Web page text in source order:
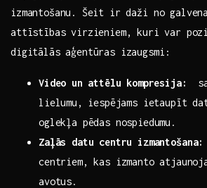
izmantošanu.⁤ Šeit ir daži‌ no
attīstības ‌virzieniem, kuri ⁢var
digitālās aģentūras‌ izaugsmi:
Video un ⁢attēlu kompresija:
lielumu, ⁤iespējams ‌ietaupīt​
oglekļa pēdas nospiedumu.
Zaļās datu centru izmantošana:
centriem, kas ‍izmanto⁤
avotus.